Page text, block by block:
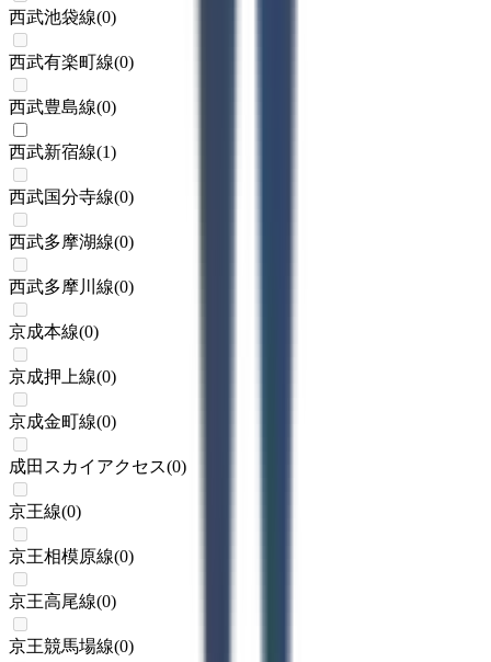
西武池袋線(0)
西武有楽町線(0)
西武豊島線(0)
西武新宿線(1)
西武国分寺線(0)
西武多摩湖線(0)
西武多摩川線(0)
京成本線(0)
京成押上線(0)
京成金町線(0)
成田スカイアクセス(0)
京王線(0)
京王相模原線(0)
京王高尾線(0)
京王競馬場線(0)